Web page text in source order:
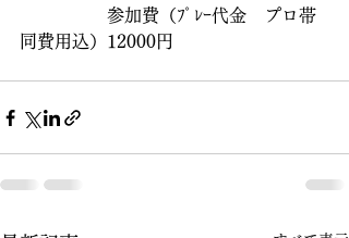
参加費（ﾌﾟﾚｰ代金　プロ帯
同費用込）12000円